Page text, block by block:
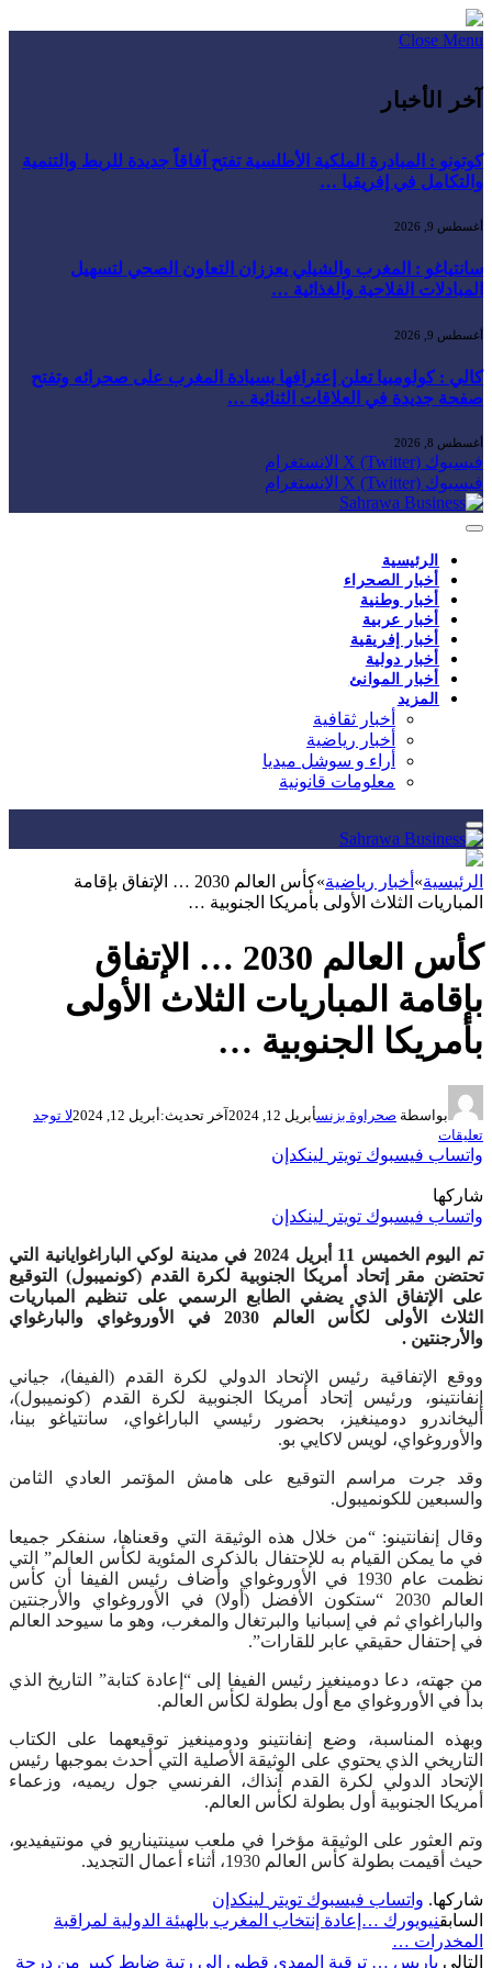
Close Menu
آخر الأخبار
كوتونو : المبادرة الملكية الأطلسية تفتح آفاقاً جديدة للربط والتنمية
والتكامل في إفريقيا …
أغسطس 9, 2026
سانتياغو : المغرب والشيلي يعززان التعاون الصحي لتسهيل
المبادلات الفلاحية والغذائية …
أغسطس 9, 2026
كالي : كولومبيا تعلن إعترافها بسيادة المغرب على صحرائه وتفتح
صفحة جديدة في العلاقات الثنائية …
أغسطس 8, 2026
فيسبوك X (Twitter) الانستغرام
فيسبوك X (Twitter) الانستغرام
الرئيسية
أخبار الصحراء
أخبار وطنية
أخبار عربية
أخبار إفريقية
أخبار دولية
أخبار الموانئ
المزيد
أخبار ثقافية
أخبار رياضية
أراء و سوشل ميديا
معلومات قانونية
الرئيسية» أخبار رياضية»
كأس العالم 2030 … الإتفاق بإقامة
المباريات الثلاث الأولى بأمريكا الجنوبية …
كأس العالم 2030 … الإتفاق
بإقامة المباريات الثلاث الأولى
بأمريكا الجنوبية …
بواسطة صحراوة بزنسأبريل 12, 2024 آخر تحديث:أبريل 12, 2024
لا توجد
تعليقات
واتساب فيسبوك تويتر لينكدإن
شاركها
واتساب فيسبوك تويتر لينكدإن
تم اليوم الخميس 11 أبريل 2024 في مدينة لوكي الباراغوايانية التي
تحتضن مقر إتحاد أمريكا الجنوبية لكرة القدم (كونميبول) التوقيع
على الإتفاق الذي يضفي الطابع الرسمي على تنظيم المباريات
الثلاث الأولى لكأس العالم 2030 في الأوروغواي والبارغواي
والأرجنتين .
ووقع الإتفاقية رئيس الإتحاد الدولي لكرة القدم (الفيفا)، جياني
إنفانتينو، ورئيس إتحاد أمريكا الجنوبية لكرة القدم (كونميبول)،
أليخاندرو دومينغيز، بحضور رئيسي الباراغواي، سانتياغو بينا،
والأوروغواي، لويس لاكايي بو.
وقد جرت مراسم التوقيع على هامش المؤتمر العادي الثامن
والسبعين للكونميبول.
وقال إنفانتينو: “من خلال هذه الوثيقة التي وقعناها، سنفكر جميعا
في ما يمكن القيام به للإحتفال بالذكرى المئوية لكأس العالم” التي
نظمت عام 1930 في الأوروغواي وأضاف رئيس الفيفا أن كأس
العالم 2030 “ستكون الأفضل (أولا) في الأوروغواي والأرجنتين
والباراغواي ثم في إسبانيا والبرتغال والمغرب، وهو ما سيوحد العالم
في إحتفال حقيقي عابر للقارات”.
من جهته، دعا دومينغيز رئيس الفيفا إلى “إعادة كتابة” التاريخ الذي
بدأ في الأوروغواي مع أول بطولة لكأس العالم.
وبهذه المناسبة، وضع إنفانتينو ودومينغيز توقيعهما على الكتاب
التاريخي الذي يحتوي على الوثيقة الأصلية التي أحدث بموجبها رئيس
الإتحاد الدولي لكرة القدم آنذاك، الفرنسي جول ريميه، وزعماء
أمريكا الجنوبية أول بطولة لكأس العالم.
وتم العثور على الوثيقة مؤخرا في ملعب سينتيناريو في مونتيفيديو،
حيث أقيمت بطولة كأس العالم 1930، أثناء أعمال التجديد.
شاركها. واتساب فيسبوك تويتر لينكدإن
السابقنيويورك …إعادة إنتخاب المغرب بالهيئة الدولية لمراقبة
المخدرات …
التالي باريس … ترقية المهدي قطبي إلى رتبة ضابط كبير من درجة